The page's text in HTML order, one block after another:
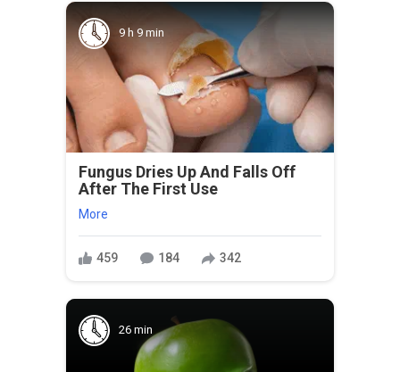
9 h 9 min
Fungus Dries Up And Falls Off
After The First Use
More
459 184 342
26 min